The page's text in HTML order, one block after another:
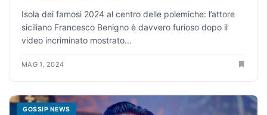
Isola dei famosi 2024 al centro delle polemiche: l’attore
siciliano Francesco Benigno è davvero furioso dopo il
video incriminato mostrato...
MAG 1, 2024
GOSSIP NEWS